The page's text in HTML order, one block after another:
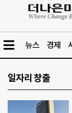
뉴스 경제
일자리 창출